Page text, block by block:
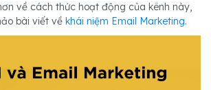
về cách thức hoạt động của kênh này,
bài viết về khái niệm Email Marketing.